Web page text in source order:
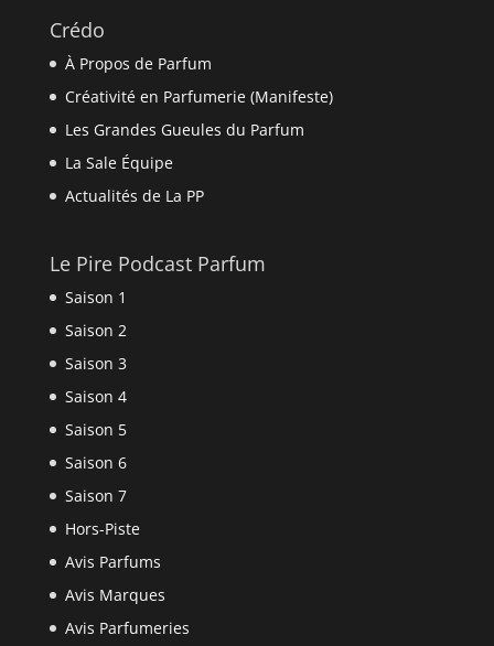
Crédo
À Propos de Parfum
Créativité en Parfumerie (Manifeste)
Les Grandes Gueules du Parfum
La Sale Équipe
Actualités de La PP
Le Pire Podcast Parfum
Saison 1
Saison 2
Saison 3
Saison 4
Saison 5
Saison 6
Saison 7
Hors-Piste
Avis Parfums
Avis Marques
Avis Parfumeries